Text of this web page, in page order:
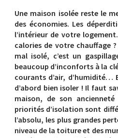
Une maison isolée reste le
des économies. Les
l’intérieur de votre
calories de votre chauffage
mal isolé, c’est un
beaucoup d’inconforts à la
courants d’air,
d’abord bien isoler ! Il faut
maison, de son
priorités d’isolation sont
l’absolu, les plus grandes
niveau de la toiture et des